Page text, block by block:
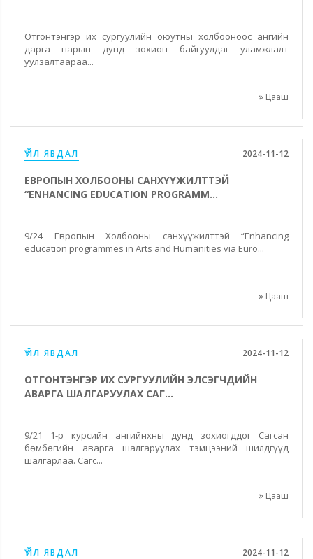
Отгонтэнгэр их сургуулийн оюутны холбооноос ангийн
дарга нарын дунд зохион байгуулдаг уламжлалт
уулзалтаараа...
Цааш
ҮЙЛ ЯВДАЛ 2024-11-12
ЕВРОПЫН ХОЛБООНЫ САНХҮҮЖИЛТТЭЙ
“ENHANCING EDUCATION PROGRAMM...
9/24 Европын Холбооны санхүүжилттэй “Enhancing
education programmes in Arts and Humanities via Euro...
Цааш
ҮЙЛ ЯВДАЛ 2024-11-12
ОТГОНТЭНГЭР ИХ СУРГУУЛИЙН ЭЛСЭГЧДИЙН
АВАРГА ШАЛГАРУУЛАХ САГ...
9/21 1-р курсийн ангийнхны дунд зохиогддог Сагсан
бөмбөгийн аварга шалгаруулах тэмцээний шилдгүүд
шалгарлаа. Сагс...
Цааш
ҮЙЛ ЯВДАЛ 2024-11-12